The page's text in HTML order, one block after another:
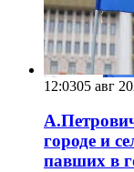
12:0305 авг
городе и
павших в